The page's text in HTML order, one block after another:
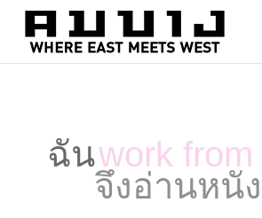
ฉันwork from
จึงอ่านหนั